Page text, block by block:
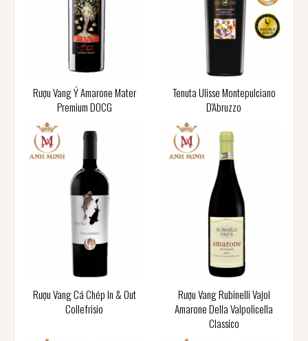
Rượu Vang Ý Amarone Mater
Premium DOCG
Tenuta Ulisse Montepulciano
D'Abruzzo
Rượu Vang Cá Chép In & Out
Collefrisio
Rượu Vang Rubinelli Vajol
Amarone Della Valpolicella
Classico